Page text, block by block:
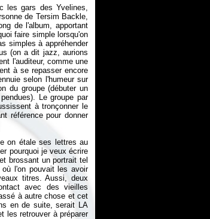
les gars des Yvelines,
de Tersim Backle,
de l'album, apportant
faire simple lorsqu'on
simples à appréhender
(on a dit jazz, aurions
l'auditeur, comme une
à se repasser encore
selon l'humeur sur
du groupe (débuter un
Le groupe par
à tronçonner le
référence pour donner
on étale ses lettres au
pourquoi je veux écrire
brossant un portrait tel
l'on pouvait les avoir
titres. Aussi, deux
avec des vieilles
à autre chose et cet
en de suite, serait LA
les retrouver à préparer